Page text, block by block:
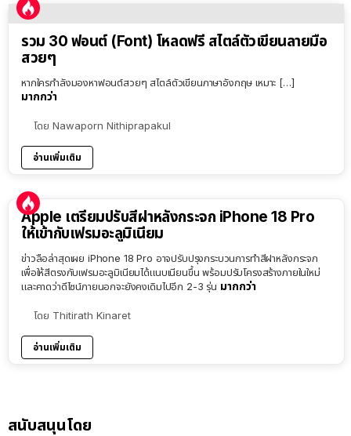
รวม 30 ฟอนต์ (Font) โหลดฟรี สไตล์ตัวเขียนลายมือ
สวยๆ
หากใครกำลังมองหาฟอนต์สวยๆ สไตล์ตัวเขียนภาษาอังกฤษ เหมาะ […]
มากกว่า
โดย Nawaporn Nithiprapakul
อ่านเพิ่มเติม
Apple เตรียมปรับสีฝาหลังกระจก iPhone 18 Pro
ให้เข้ากับเฟรมอะลูมิเนียม
ข่าวลือล่าสุดเผย iPhone 18 Pro อาจปรับปรุงกระบวนการทำสีฝาหลังกระจก
เพื่อให้สีตรงกับเฟรมอะลูมิเนียมได้แนบเนียนขึ้น พร้อมปรับโครงสร้างภายในใหม่
และคาดว่าดีไซน์ภายนอกจะยังคงเดิมไปอีก 2-3 รุ่น มากกว่า
โดย Thitirath Kinaret
อ่านเพิ่มเติม
สนับสนุนโดย